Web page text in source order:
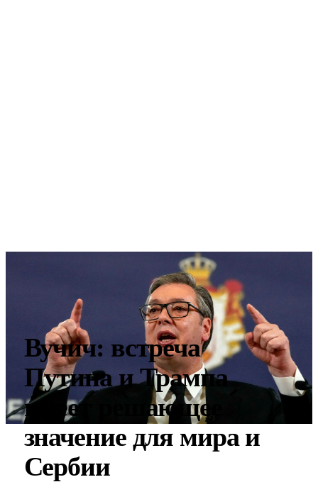
Вучич: встреча
Путина и Трампа
имеет решающее
значение для мира и
Сербии